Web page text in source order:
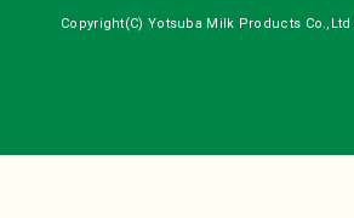
Copyright(C) Yotsuba Milk Products